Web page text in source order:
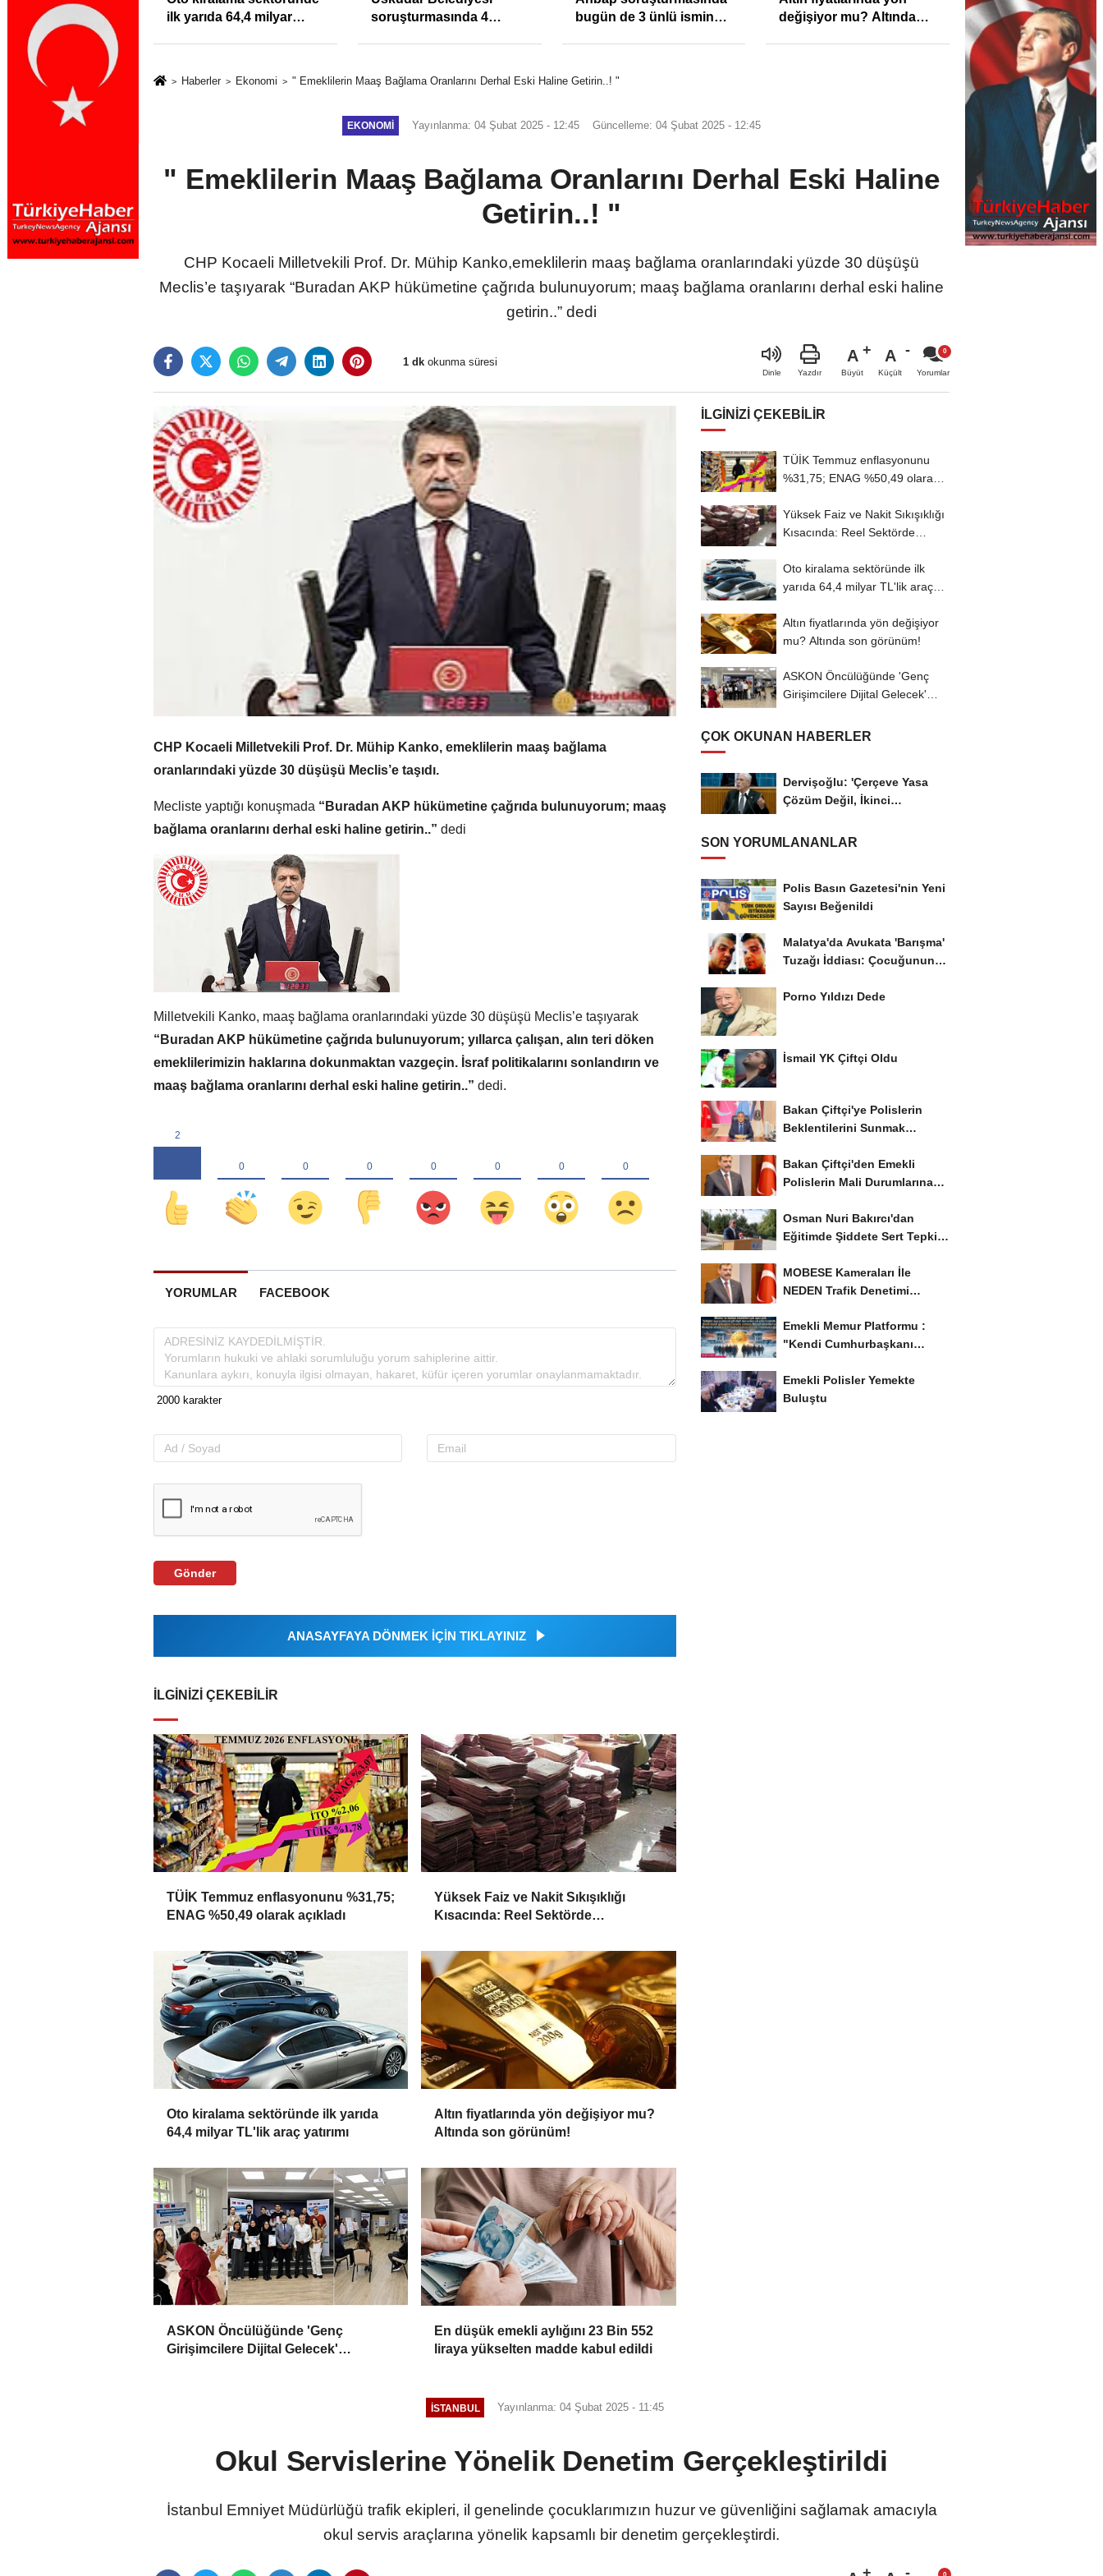
Kısacında:
Fırtınası
ilk yarıda 64,4 milyar
soruşturmasında 4
bugün de 3 ünlü ismin
değişiyor mu? Altında
Haberler Ekonomi " Emeklilerin Maaş Bağlama Oranlarını Derhal Eski Haline Getirin..! "
EKONOMI Yayınlanma: 04 Şubat 2025 - 12:45 Güncelleme: 04 Şubat 2025 - 12:45
" Emeklilerin Maaş Bağlama Oranlarını Derhal Eski Haline
Getirin..! "
CHP Kocaeli Milletvekili Prof. Dr. Mühip Kanko,emeklilerin maaş bağlama oranlarındaki yüzde 30 düşüşü
Meclis’e taşıyarak “Buradan AKP hükümetine çağrıda bulunuyorum; maaş bağlama oranlarını derhal eski haline
getirin..” dedi
1 dk okunma süresi
Dinle Yazdır
A
Büyüt
A
Küçült Yorumlar
CHP Kocaeli Milletvekili Prof. Dr. Mühip Kanko, emeklilerin maaş bağlama
oranlarındaki yüzde 30 düşüşü Meclis’e taşıdı.
Mecliste yaptığı konuşmada “Buradan AKP hükümetine çağrıda bulunuyorum; maaş
bağlama oranlarını derhal eski haline getirin..” dedi
Milletvekili Kanko, maaş bağlama oranlarındaki yüzde 30 düşüşü Meclis’e taşıyarak
“Buradan AKP hükümetine çağrıda bulunuyorum; yıllarca çalışan, alın teri döken
emeklilerimizin haklarına dokunmaktan vazgeçin. İsraf politikalarını sonlandırın ve
maaş bağlama oranlarını derhal eski haline getirin..” dedi.
YORUMLAR FACEBOOK
Gönder
ANASAYFAYA DÖNMEK İÇİN TIKLAYINIZ
İLGINIZI ÇEKEBILIR
TÜİK Temmuz enflasyonunu %31,75;
ENAG %50,49 olarak açıkladı
Yüksek Faiz ve Nakit Sıkışıklığı
Kısacında: Reel Sektörde
Oto kiralama sektöründe ilk yarıda
64,4 milyar TL'lik araç yatırımı
Altın fiyatlarında yön değişiyor mu?
Altında son görünüm!
ASKON Öncülüğünde 'Genç
Girişimcilere Dijital Gelecek'
En düşük emekli aylığını 23 Bin 552
liraya yükselten madde kabul edildi
İLGINIZI ÇEKEBILIR
TÜİK Temmuz enflasyonunu
%31,75; ENAG %50,49 olarak
Yüksek Faiz ve Nakit Sıkışıklığı
Kısacında: Reel Sektörde
Oto kiralama sektöründe ilk
yarıda 64,4 milyar TL'lik araç
Altın fiyatlarında yön değişiyor
mu? Altında son görünüm!
ASKON Öncülüğünde 'Genç
Girişimcilere Dijital Gelecek'
ÇOK OKUNAN HABERLER
Dervişoğlu: 'Çerçeve Yasa
Çözüm Değil, İkinci
SON YORUMLANANLAR
Polis Basın Gazetesi'nin Yeni
Sayısı Beğenildi
Malatya'da Avukata 'Barışma'
Tuzağı İddiası: Çocuğunun
Porno Yıldızı Dede
İsmail YK Çiftçi Oldu
Bakan Çiftçi'ye Polislerin
Beklentilerini Sunmak
Bakan Çiftçi'den Emekli
Polislerin Mali Durumlarına
Osman Nuri Bakırcı'dan
Eğitimde Şiddete Sert Tepki:
MOBESE Kameraları İle
NEDEN Trafik Denetimi
Emekli Memur Platformu :
"Kendi Cumhurbaşkanı
Emekli Polisler Yemekte
Buluştu
İSTANBUL Yayınlanma: 04 Şubat 2025 - 11:45
Okul Servislerine Yönelik Denetim Gerçekleştirildi
İstanbul Emniyet Müdürlüğü trafik ekipleri, il genelinde çocuklarımızın huzur ve güvenliğini sağlamak amacıyla
okul servis araçlarına yönelik kapsamlı bir denetim gerçekleştirdi.